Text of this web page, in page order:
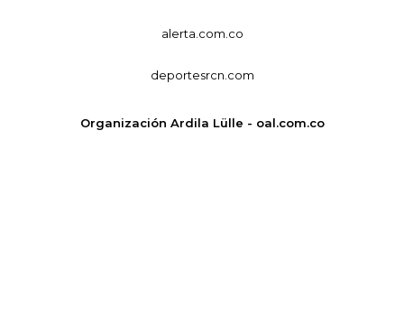
alerta.com.co
deportesrcn.com
Organización Ardila Lülle - oal.com.co